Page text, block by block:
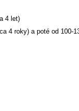
4 let)
4 roky) a poté od 100-